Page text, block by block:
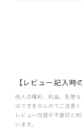
【レビュー記入時
他人の権利、利益、名誉
はできませんのでご注意く
レビュー内容が不適切と
います。